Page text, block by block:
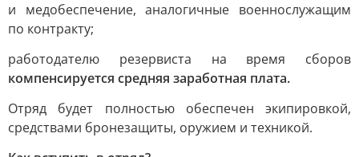
и медобеспечение, аналогичные военнослужащим
по контракту;
работодателю резервиста на время сборов
компенсируется средняя заработная плата.
Отряд будет полностью обеспечен экипировкой,
средствами бронезащиты, оружием и техникой.